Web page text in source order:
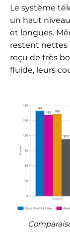
Le système
un haut
et longues.
restent nettes
reçu de très
fluide, leurs